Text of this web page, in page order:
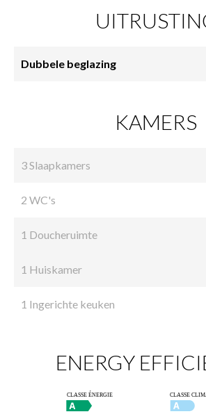
Dubbele beglazing
KAMERS
3 Slaapkamers
2 WC's
1 Doucheruimte
1 Huiskamer
1 Ingerichte keuken
ENERGY